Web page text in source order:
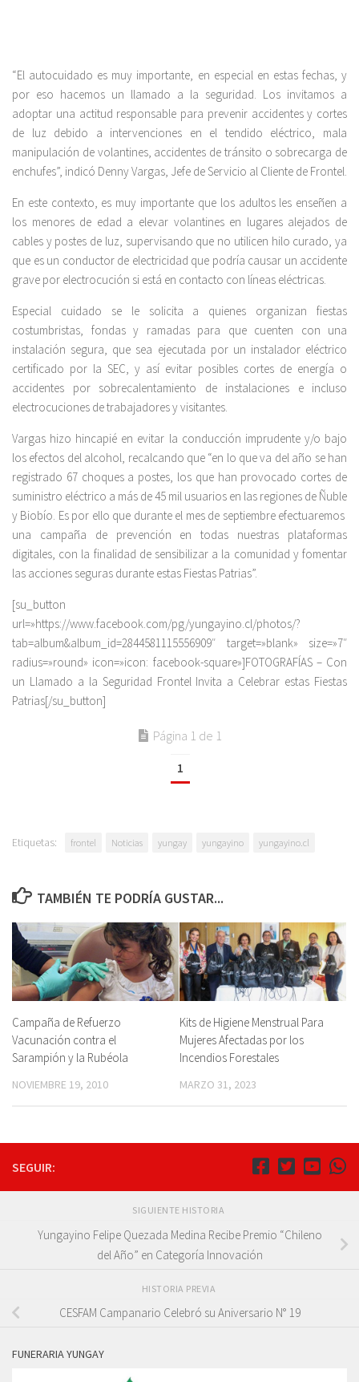
“El autocuidado es muy importante, en especial en estas fechas, y
por eso hacemos un llamado a la seguridad. Los invitamos a
adoptar una actitud responsable para prevenir accidentes y cortes
de luz debido a intervenciones en el tendido eléctrico, mala
manipulación de volantines, accidentes de tránsito o sobrecarga de
enchufes”, indicó Denny Vargas, Jefe de Servicio al Cliente de Frontel.
En este contexto, es muy importante que los adultos les enseñen a
los menores de edad a elevar volantines en lugares alejados de
cables y postes de luz, supervisando que no utilicen hilo curado, ya
que es un conductor de electricidad que podría causar un accidente
grave por electrocución si está en contacto con líneas eléctricas.
Especial cuidado se le solicita a quienes organizan fiestas
costumbristas, fondas y ramadas para que cuenten con una
instalación segura, que sea ejecutada por un instalador eléctrico
certificado por la SEC, y así evitar posibles cortes de energía o
accidentes por sobrecalentamiento de instalaciones e incluso
electrocuciones de trabajadores y visitantes.
Vargas hizo hincapié en evitar la conducción imprudente y/o bajo
los efectos del alcohol, recalcando que “en lo que va del año se han
registrado 67 choques a postes, los que han provocado cortes de
suministro eléctrico a más de 45 mil usuarios en las regiones de Ñuble
y Biobío. Es por ello que durante el mes de septiembre efectuaremos
una campaña de prevención en todas nuestras plataformas
digitales, con la finalidad de sensibilizar a la comunidad y fomentar
las acciones seguras durante estas Fiestas Patrias”.
[su_button
url=»https://www.facebook.com/pg/yungayino.cl/photos/?
tab=album&album_id=2844581115556909″ target=»blank» size=»7″
radius=»round» icon=»icon: facebook-square»]FOTOGRAFÍAS – Con
un Llamado a la Seguridad Frontel Invita a Celebrar estas Fiestas
Patrias[/su_button]
Página 1 de 1
1
Etiquetas: frontel Noticias yungay yungayino yungayino.cl
TAMBIÉN TE PODRÍA GUSTAR...
Campaña de Refuerzo
Vacunación contra el
Sarampión y la Rubéola
NOVIEMBRE 19, 2010
Kits de Higiene Menstrual Para
Mujeres Afectadas por los
Incendios Forestales
MARZO 31, 2023
SEGUIR:
SIGUIENTE HISTORIA
Yungayino Felipe Quezada Medina Recibe Premio “Chileno
del Año” en Categoría Innovación
HISTORIA PREVIA
CESFAM Campanario Celebró su Aniversario N° 19
FUNERARIA YUNGAY